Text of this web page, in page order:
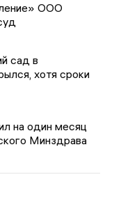
ООО
сад в
хотя сроки
на один месяц
Минздрава